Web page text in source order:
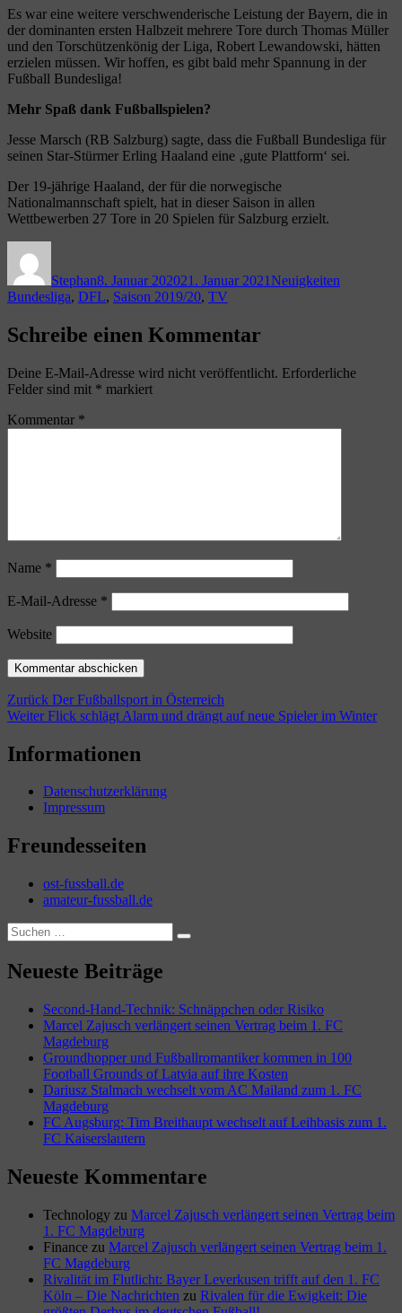
Es war eine weitere verschwenderische Leistung der Bayern, die in
der dominanten ersten Halbzeit mehrere Tore durch Thomas Müller
und den Torschützenkönig der Liga, Robert Lewandowski, hätten
erzielen müssen. Wir hoffen, es gibt bald mehr Spannung in der
Fußball Bundesliga!
Mehr Spaß dank Fußballspielen?
Jesse Marsch (RB Salzburg) sagte, dass die Fußball Bundesliga für
seinen Star-Stürmer Erling Haaland eine ‚gute Plattform‘ sei.
Der 19-jährige Haaland, der für die norwegische
Nationalmannschaft spielt, hat in dieser Saison in allen
Wettbewerben 27 Tore in 20 Spielen für Salzburg erzielt.
Stephan8. Januar 202021. Januar 2021Neuigkeiten
Bundesliga, DFL, Saison 2019/20, TV
Schreibe einen Kommentar
Deine E-Mail-Adresse wird nicht veröffentlicht. Erforderliche
Felder sind mit * markiert
Kommentar *
Name *
E-Mail-Adresse *
Website
Beitragsnavigation
Zurück Vorheriger
Beitrag:
Der Fußballsport in Österreich
Weiter Nächster
Flick schlägt Alarm und drängt auf neue Spieler im Winter
Informationen
Datenschutzerklärung
Impressum
Freundesseiten
ost-fussball.de
amateur-fussball.de
Suchen
nach:
Suchen
Neueste Beiträge
Second-Hand-Technik: Schnäppchen oder Risiko
Marcel Zajusch verlängert seinen Vertrag beim 1. FC
Magdeburg
Groundhopper und Fußballromantiker kommen in 100
Football Grounds of Latvia auf ihre Kosten
Dariusz Stalmach wechselt vom AC Mailand zum 1. FC
Magdeburg
FC Augsburg: Tim Breithaupt wechselt auf Leihbasis zum 1.
FC Kaiserslautern
Neueste Kommentare
Technology zu Marcel Zajusch verlängert seinen Vertrag beim
1. FC Magdeburg
Finance zu Marcel Zajusch verlängert seinen Vertrag beim 1.
FC Magdeburg
Rivalität im Flutlicht: Bayer Leverkusen trifft auf den 1. FC
Köln – Die Nachrichten zu Rivalen für die Ewigkeit: Die